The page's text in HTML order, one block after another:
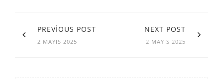
PREVIOUS POST
2 MAYIS 2025
NEXT POST
2 MAYIS 2025